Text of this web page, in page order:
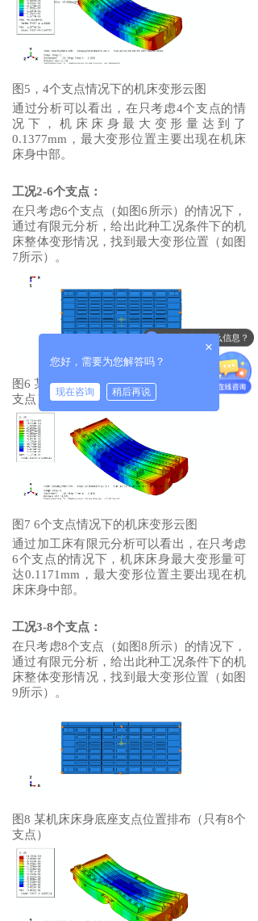
图5，4个支点情况下的机床变形云图
通过分析可以看出，在只考虑4个支点的情
况下，机床床身最大变形量达到了
0.1377mm，最大变形位置主要出现在机床
床身中部。
工况2-6个支点：
在只考虑6个支点（如图6所示）的情况下，
通过有限元分析，给出此种工况条件下的机
床整体变形情况，找到最大变形位置（如图
7所示）。
图6 某机床床身底座支点位置排布（只有6个
支点）
图7 6个支点情况下的机床变形云图
通过加工床有限元分析可以看出，在只考虑
6个支点的情况下，机床床身最大变形量可
达0.1171mm，最大变形位置主要出现在机
床床身中部。
工况3-8个支点：
在只考虑8个支点（如图8所示）的情况下，
通过有限元分析，给出此种工况条件下的机
床整体变形情况，找到最大变形位置（如图
9所示）。
图8 某机床床身底座支点位置排布（只有8个
支点）
报价要提供什么信息？
×
您好，需要为您解答吗？
现在咨询 稍后再说